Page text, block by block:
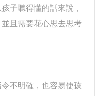
子聽得懂的話來說，
且需要花心思去思考
不明確，也容易使孩